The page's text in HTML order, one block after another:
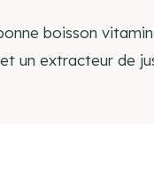
boisson
un extracteur de